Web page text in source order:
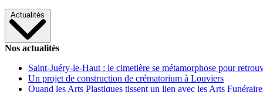
Actualités
Nos actualités
Saint-Juéry-le-Haut : le cimetière se métamorphose pour
Un projet de construction de crématorium à Louviers
Quand les Arts Plastiques tissent un lien avec les Arts